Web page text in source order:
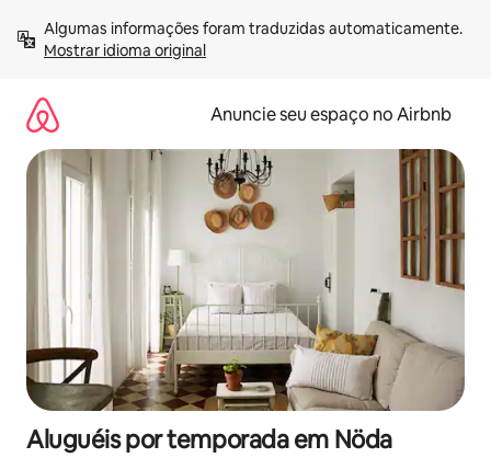
para
Mostrar idioma original
Anuncie seu espaço no Airbnb
Aluguéis por temporada em Nöda